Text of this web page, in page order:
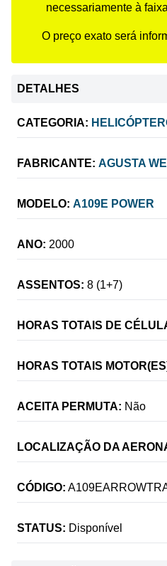
necessariamente à
O preço exato será
DETALHES
CATEGORIA:
FABRICANTE: AGUSTA
MODELO: A109E POWER
ANO: 2000
ASSENTOS: 8 (1+7)
HORAS TOTAIS DE
HORAS TOTAIS
ACEITA PERMUTA: Não
LOCALIZAÇÃO DA
CÓDIGO:
STATUS: Disponível